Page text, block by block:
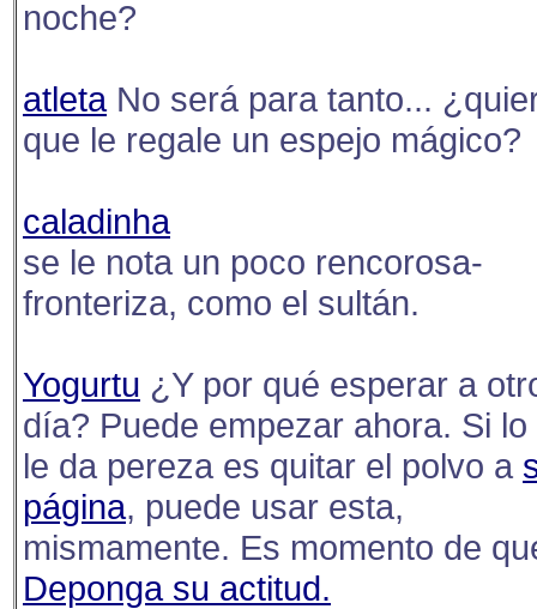
noche?
atletaNo será para tanto...
que le regale un espejo mágico?
caladinha
se le nota un poco rencorosa-
fronteriza, como el sultán.
Yogurtu ¿Y por qué esperar a
día? Puede empezar ahora. Si lo
le da pereza es quitar el polvo a
página, puede usar esta,
mismamente. Es momento de
Deponga su actitud.